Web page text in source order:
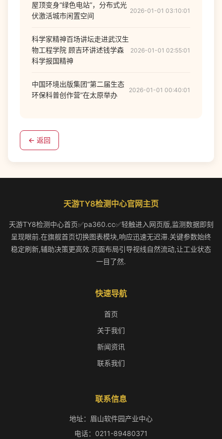
屋顶变身“绿色电站”，分布式光
伏激活城市闲置空间
2026-01-01 03:10:01
科学家精神百场讲坛走进武汉生
物工程学院 顾吉环讲述钱学森
科学报国精神
2026-01-01 02:55:01
中国环境出版集团“第二届生态
环保科普创作营”在太原举办
2026-01-01 00:40:01
← 返回
天游TY8检测中心官网主页
天游TY8检测中心首页✅pa360.cc✅轻触进入网页版,监测数据即刻
呈现眼前.在旗舰首页切换图表模块,响应迅速无迟滞.关键参数始终
稳定刷新,辅助决策更高效.页面布局引导视线自然流动,让工业状态
一目了然.
快速导航
首页
关于我们
新闻资讯
联系我们
联系信息
地址：眉山软件园产业中心
电话：0211-89480371